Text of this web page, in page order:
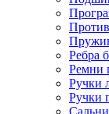
Ребра
Ремни
Ручки
Ручки